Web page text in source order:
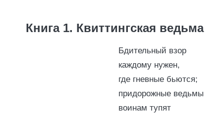
Книга 1. Квиттингская ведьма
Бдительный взор
каждому нужен,
где гневные бьются;
придорожные ведьмы
воинам тупят